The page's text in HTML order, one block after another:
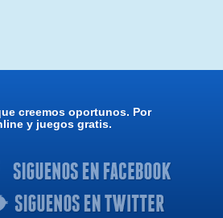
creemos oportunos. Por
y juegos gratis.